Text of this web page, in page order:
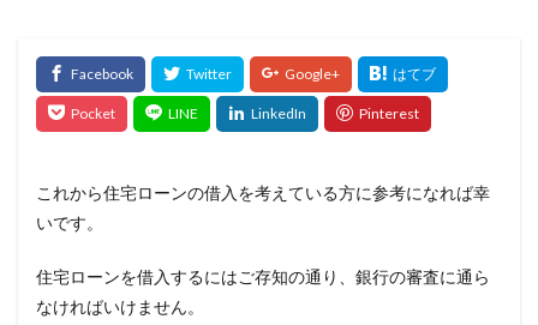
これから住宅ローンの借入を考えている方に参考になれば幸
いです。
住宅ローンを借入するにはご存知の通り、銀行の審査に通ら
なければいけません。